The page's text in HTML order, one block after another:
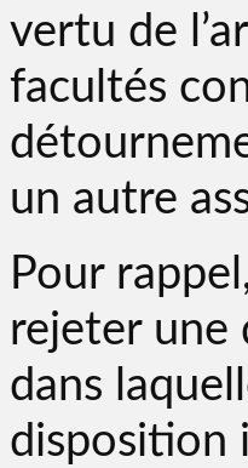
vertu de
facultés
un autre
Pour
rejeter une
dans
disposition